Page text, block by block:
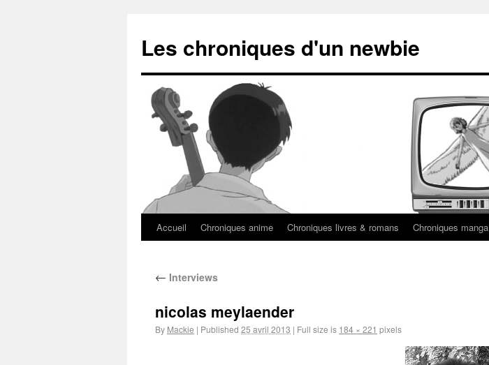
Les chroniques d'un newbie
Accueil Chroniques anime Chroniques livres & romans Chroniques manga
← Interviews
nicolas meylaender
By Mackie | Published 25 avril 2013 | Full size is 184 × 221 pixels